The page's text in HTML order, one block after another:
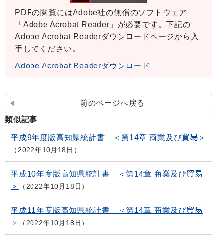
PDFの閲覧にはAdobe社の無償のソフトウェア
「Adobe Acrobat Reader」が必要です。下記の
Adobe Acrobat Readerダウンロードページから入
手してください。
Adobe Acrobat Readerダウンロード
前のページへ戻る
類似記事
平成9年度版高知県統計書 ＜第14章 商業及び貿易＞
2022年10月18日
平成10年度版高知県統計書 ＜第14章 商業及び貿易
＞
2022年10月18日
平成11年度版高知県統計書 ＜第14章 商業及び貿易
＞
2022年10月18日